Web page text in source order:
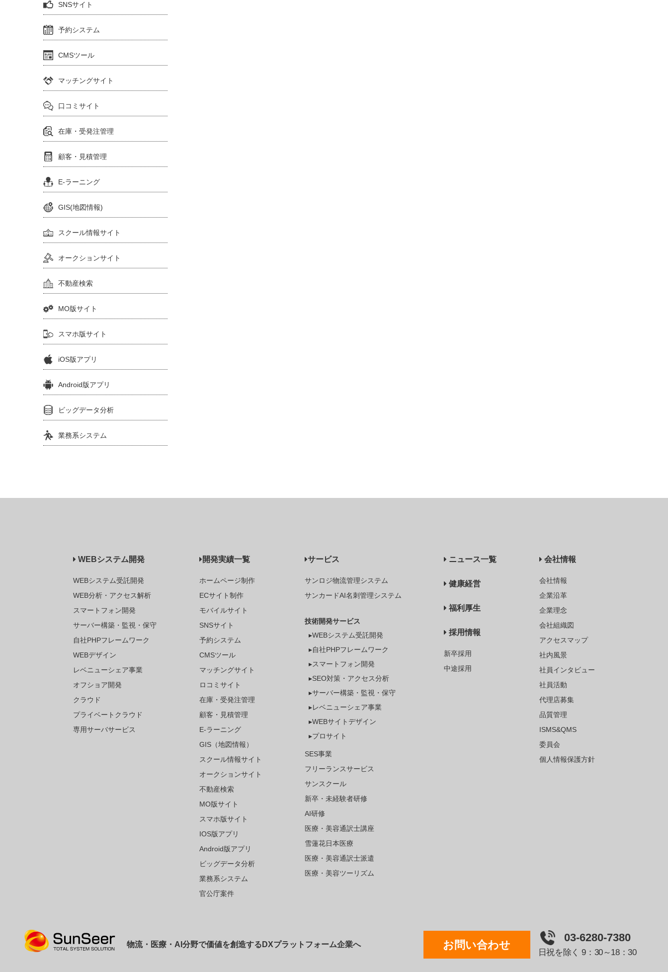
SNSサイト
予約システム
CMSツール
マッチングサイト
口コミサイト
在庫・受発注管理
顧客・見積管理
E-ラーニング
GIS(地図情報)
スクール情報サイト
オークションサイト
不動産検索
MO版サイト
スマホ版サイト
iOS版アプリ
Android版アプリ
ビッグデータ分析
業務系システム
WEBシステム開発
WEBシステム受託開発
WEB分析・アクセス解析
スマートフォン開発
サーバー構築・監視・保守
自社PHPフレームワーク
WEBデザイン
レベニューシェア事業
オフショア開発
クラウド
プライベートクラウド
専用サーバサービス
開発実績一覧
ホームページ制作
ECサイト制作
モバイルサイト
SNSサイト
予約システム
CMSツール
マッチングサイト
ロコミサイト
在庫・受発注管理
顧客・見積管理
E-ラーニング
GIS（地図情報）
スクール情報サイト
オークションサイト
不動産検索
MO版サイト
スマホ版サイト
IOS版アプリ
Android版アプリ
ビッグデータ分析
業務系システム
官公庁案件
サービス
サンロジ物流管理システム
サンカードAI名刺管理システム
技術開発サービス
▸WEBシステム受託開発
▸自社PHPフレームワーク
▸スマートフォン開発
▸SEO対策・アクセス分析
▸サーバー構築・監視・保守
▸レベニューシェア事業
▸WEBサイトデザイン
▸プロサイト
SES事業
フリーランスサービス
サンスクール
新卒・未経験者研修
AI研修
医療・美容通訳士講座
雪蓮花日本医療
医療・美容通訳士派遣
医療・美容ツーリズム
ニュース一覧
健康経営
福利厚生
採用情報
新卒採用
中途採用
会社情報
会社情報
企業沿革
企業理念
会社組織図
アクセスマップ
社内風景
社員インタビュー
社員活動
代理店募集
品質管理
ISMS&QMS
委員会
個人情報保護方針
物流・医療・AI分野で価値を創造するDXプラットフォーム企業へ お問い合わせ
03-6280-7380
日祝を除く 9：30～18：30